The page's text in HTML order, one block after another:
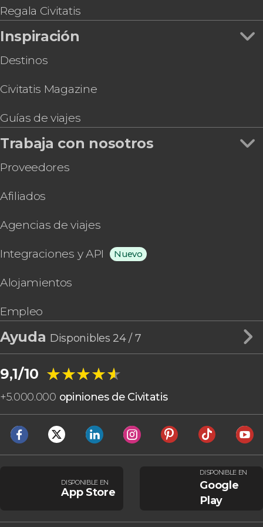
Prague CoolPass
Regala Civitatis
Inspiración
Destinos
Civitatis Magazine
Guías de viajes
Trabaja con nosotros
Proveedores
Afiliados
Agencias de viajes
Integraciones y API Nuevo
Alojamientos
Empleo
Ayuda Disponibles 24 / 7
9,1/10 ★★★★★
★★★★★
+5.000.000 opiniones de Civitatis
DISPONIBLE EN
App Store
DISPONIBLE EN
Google
Play